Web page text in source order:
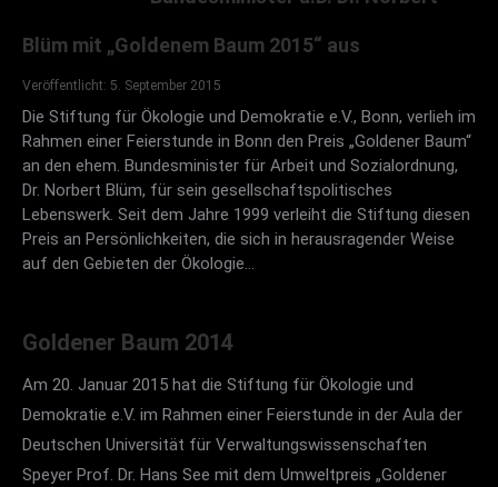
Blüm mit „Goldenem Baum 2015“ aus
Veröffentlicht: 5. September 2015
Die Stiftung für Ökologie und Demokratie e.V., Bonn, verlieh im
Rahmen einer Feierstunde in Bonn den Preis „Goldener Baum“
an den ehem. Bundesminister für Arbeit und Sozialordnung,
Dr. Norbert Blüm, für sein gesellschaftspolitisches
Lebenswerk. Seit dem Jahre 1999 verleiht die Stiftung diesen
Preis an Persönlichkeiten, die sich in herausragender Weise
auf den Gebieten der Ökologie…
Goldener Baum 2014
Am 20. Januar 2015 hat die Stiftung für Ökologie und
Demokratie e.V. im Rahmen einer Feierstunde in der Aula der
Deutschen Universität für Verwaltungswissenschaften
Speyer Prof. Dr. Hans See mit dem Umweltpreis „Goldener